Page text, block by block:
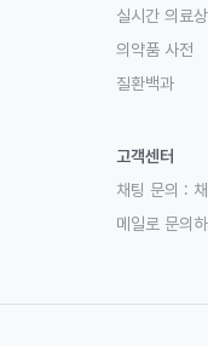
실시간 의료
의약품 사전
질환백과
고객센터
채팅 문의 :
메일로 문의